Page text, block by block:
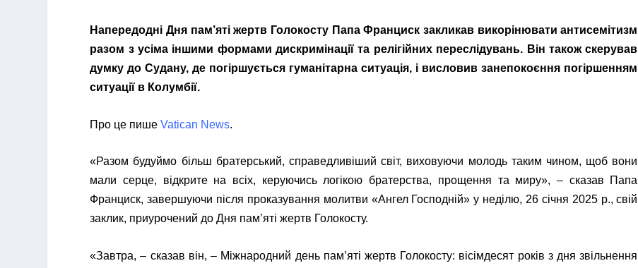
Напередодні Дня пам’яті жертв Голокосту Папа Франциск закликав викорінювати антисемітизм
разом з усіма іншими формами дискримінації та релігійних переслідувань. Він також скерував
думку до Судану, де погіршується гуманітарна ситуація, і висловив занепокоєння погіршенням
ситуації в Колумбії.
Про це пишеVatican News.
«Разом будуймо більш братерський, справедливіший світ, виховуючи молодь таким чином, щоб вони
мали серце, відкрите на всіх, керуючись логікою братерства, прощення та миру», – сказав Папа
Франциск, завершуючи після проказування молитви «Ангел Господній» у неділю, 26 січня 2025 р., свій
заклик, приурочений до Дня пам’яті жертв Голокосту.
«Завтра, – сказав він, – Міжнародний день пам’яті жертв Голокосту: вісімдесят років з дня звільнення